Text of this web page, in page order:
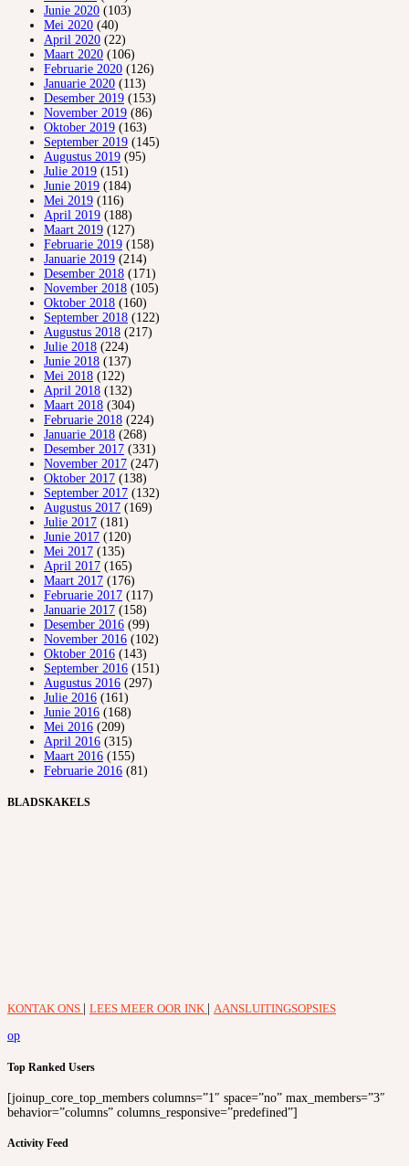
Junie 2020 (103)
Mei 2020 (40)
April 2020 (22)
Maart 2020 (106)
Februarie 2020 (126)
Januarie 2020 (113)
Desember 2019 (153)
November 2019 (86)
Oktober 2019 (163)
September 2019 (145)
Augustus 2019 (95)
Julie 2019 (151)
Junie 2019 (184)
Mei 2019 (116)
April 2019 (188)
Maart 2019 (127)
Februarie 2019 (158)
Januarie 2019 (214)
Desember 2018 (171)
November 2018 (105)
Oktober 2018 (160)
September 2018 (122)
Augustus 2018 (217)
Julie 2018 (224)
Junie 2018 (137)
Mei 2018 (122)
April 2018 (132)
Maart 2018 (304)
Februarie 2018 (224)
Januarie 2018 (268)
Desember 2017 (331)
November 2017 (247)
Oktober 2017 (138)
September 2017 (132)
Augustus 2017 (169)
Julie 2017 (181)
Junie 2017 (120)
Mei 2017 (135)
April 2017 (165)
Maart 2017 (176)
Februarie 2017 (117)
Januarie 2017 (158)
Desember 2016 (99)
November 2016 (102)
Oktober 2016 (143)
September 2016 (151)
Augustus 2016 (297)
Julie 2016 (161)
Junie 2016 (168)
Mei 2016 (209)
April 2016 (315)
Maart 2016 (155)
Februarie 2016 (81)
BLADSKAKELS
KONTAK ONS LEES MEER OOR INK
AANSLUITINGSOPSIES
op
Top Ranked Users
[joinup_core_top_members columns=”1″ space=”no” max_members=”3″
behavior=”columns” columns_responsive=”predefined”]
Activity Feed